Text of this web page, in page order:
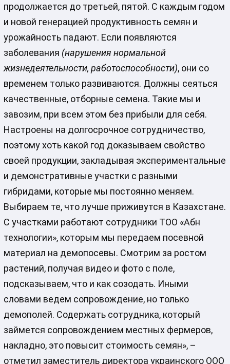
продолжается до третьей, пятой. С каждым годом
и новой генерацией продуктивность семян и
урожайность падают. Если появляются
заболевания (нарушения нормальной
жизнедеятельности, работоспособности), они со
временем только развиваются. Должны сеяться
качественные, отборные семена. Такие мы и
завозим, при всем этом без прибыли для себя.
Настроены на долгосрочное сотрудничество,
поэтому хоть какой год доказываем свойство
своей продукции, закладывая экспериментальные
и демонстративные участки с разными
гибридами, которые мы постоянно меняем.
Выбираем те, что лучше приживутся в Казахстане.
С участками работают сотрудники ТОО «Абн
технологии», которым мы передаем посевной
материал на демопосевы. Смотрим за ростом
растений, получая видео и фото с поле,
подсказываем, что и как созодать. Иными
словами ведем сопровождение, но только
демополей. Содержать сотрудника, который
займется сопровождением местных фермеров,
накладно, это повысит стоимость семян», –
отметил заместитель директора украинского ООО